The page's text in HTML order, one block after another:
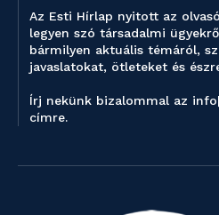
Az Esti Hírlap nyitott az
legyen szó társadalmi
bármilyen aktuális témáról,
javaslatokat, ötleteket és
Írj nekünk bizalommal az
címre.